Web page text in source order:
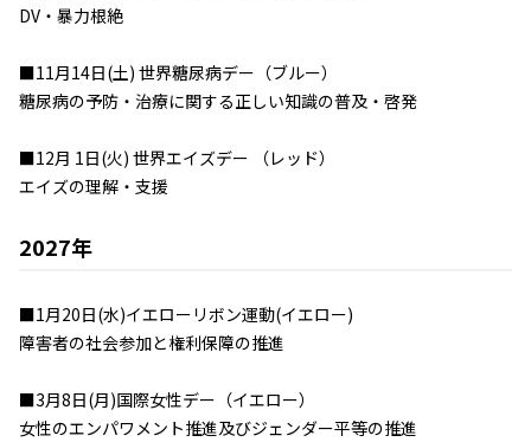
DV・暴力根絶
■11月14日(土) 世界糖尿病デー（ブルー）
糖尿病の予防・治療に関する正しい知識の普及・啓発
■12月 1日(火) 世界エイズデー （レッド）
エイズの理解・支援
2027年
■1月20日(水)イエローリボン運動(イエロー)
障害者の社会参加と権利保障の推進
■3月8日(月)国際女性デー（イエロー）
女性のエンパワメント推進及びジェンダー平等の推進